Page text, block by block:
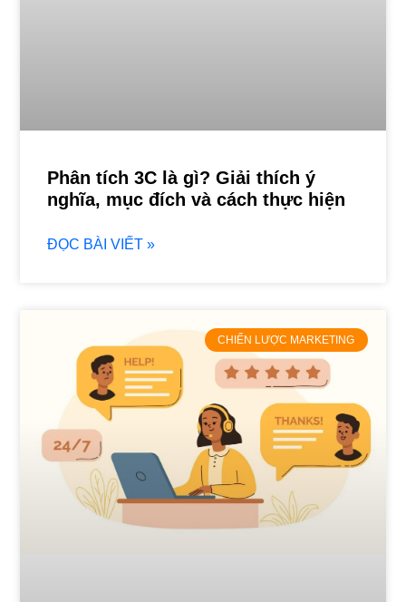
Phân tích 3C là gì? Giải thích ý
nghĩa, mục đích và cách thực hiện
ĐỌC BÀI VIẾT »
CHIẾN LƯỢC MARKETING